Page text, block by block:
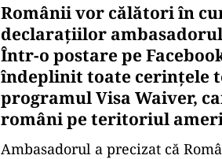
Românii vor călători în
declarațiilor
Într-o postare pe
îndeplinit toate cerințele
programul Visa Waiver,
români pe teritoriul
Ambasadorul a precizat că